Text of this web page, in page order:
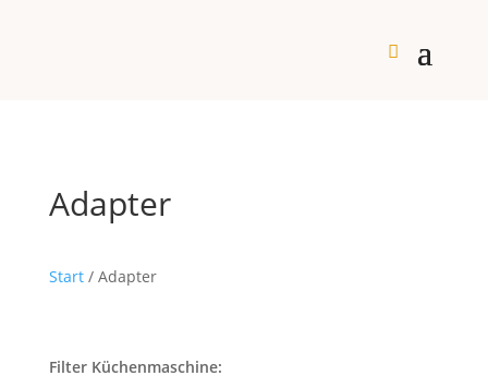
Adapter
Start/ Adapter
Filter Küchenmaschine: